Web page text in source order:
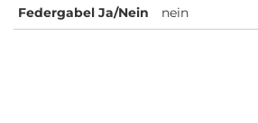
Federgabel Ja/Nein
nein